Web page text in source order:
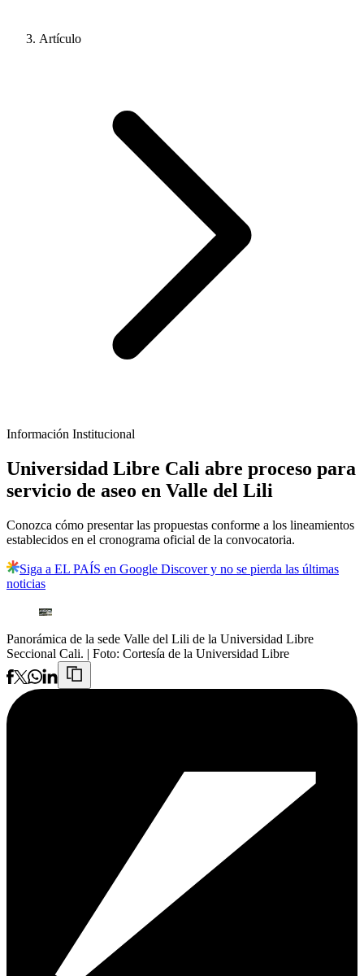
Artículo
Información Institucional
Universidad Libre Cali abre proceso para
servicio de aseo en Valle del Lili
Conozca cómo presentar las propuestas conforme a los lineamientos
establecidos en el cronograma oficial de la convocatoria.
Siga a EL PAÍS en Google Discover y no se pierda las últimas
noticias
Panorámica de la sede Valle del Lili de la Universidad Libre
Seccional Cali. | Foto: Cortesía de la Universidad Libre